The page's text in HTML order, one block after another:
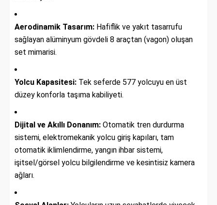
Aerodinamik Tasarım: Hafiflik ve yakıt tasarrufu
sağlayan alüminyum gövdeli 8 araçtan (vagon) oluşan
set mimarisi.
Yolcu Kapasitesi: Tek seferde 577 yolcuyu en üst
düzey konforla taşıma kabiliyeti.
Dijital ve Akıllı Donanım: Otomatik tren durdurma
sistemi, elektromekanik yolcu giriş kapıları, tam
otomatik iklimlendirme, yangın ihbar sistemi,
işitsel/görsel yolcu bilgilendirme ve kesintisiz kamera
ağları.